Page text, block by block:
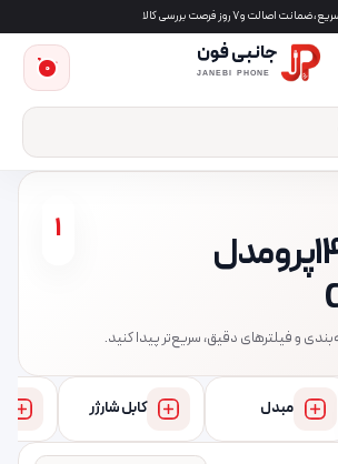
اصالت و ۷ روز فرصت بررسی کالا
جانبی فون
JANEBI PHONE
0
قاب آیفون 14 پرو مدل
و فیلترهای دقیق، سریع‌تر پیدا کنید.
1
مبدل کابل شارژر